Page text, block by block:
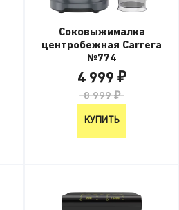
Соковыжималка
центробежная Carrera
№774
4 999 ₽
8 999 ₽
КУПИТЬ